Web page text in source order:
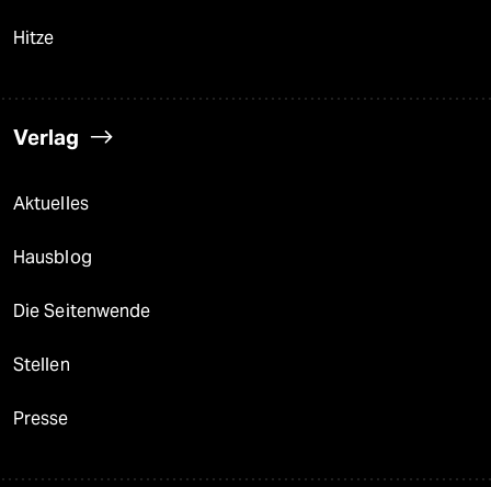
Hitze
Verlag
Aktuelles
Hausblog
Die Seitenwende
Stellen
Presse